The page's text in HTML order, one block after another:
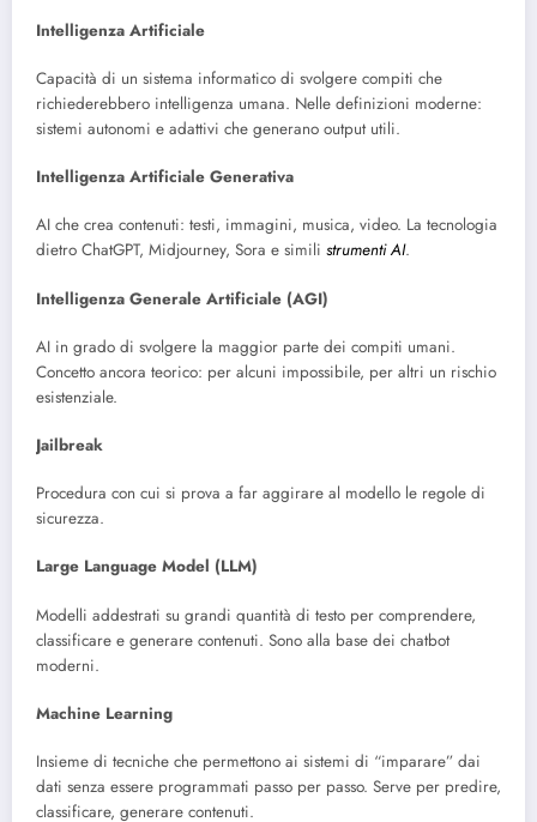
Intelligenza Artificiale
Capacità di un sistema informatico di svolgere compiti che
richiederebbero intelligenza umana. Nelle definizioni moderne:
sistemi autonomi e adattivi che generano output utili.
Intelligenza Artificiale Generativa
AI che crea contenuti: testi, immagini, musica, video. La tecnologia
dietro ChatGPT, Midjourney, Sora e simili strumenti AI.
Intelligenza Generale Artificiale (AGI)
AI in grado di svolgere la maggior parte dei compiti umani.
Concetto ancora teorico: per alcuni impossibile, per altri un rischio
esistenziale.
Jailbreak
Procedura con cui si prova a far aggirare al modello le regole di
sicurezza.
Large Language Model (LLM)
Modelli addestrati su grandi quantità di testo per comprendere,
classificare e generare contenuti. Sono alla base dei chatbot
moderni.
Machine Learning
Insieme di tecniche che permettono ai sistemi di “imparare” dai
dati senza essere programmati passo per passo. Serve per predire,
classificare, generare contenuti.